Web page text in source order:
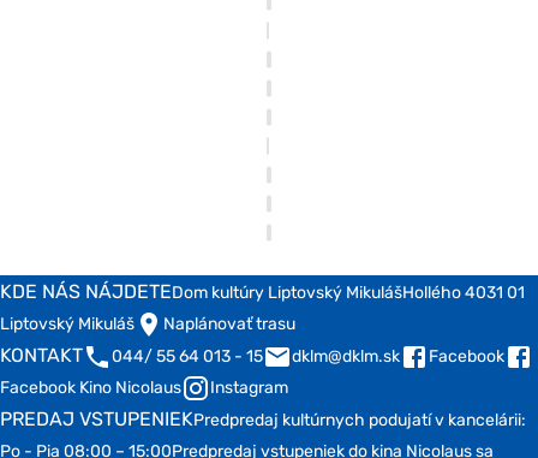
KDE NÁS NÁJDETEDom kultúry Liptovský MikulášHollého 4031 01
Liptovský Mikuláš
Naplánovať trasu
KONTAKT 044/ 55 64 013 - 15 dklm@dklm.sk
Facebook
Facebook Kino Nicolaus
Instagram
PREDAJ VSTUPENIEKPredpredaj kultúrnych podujatí v kancelárii:
Po - Pia 08:00 – 15:00Predpredaj vstupeniek do kina Nicolaus sa